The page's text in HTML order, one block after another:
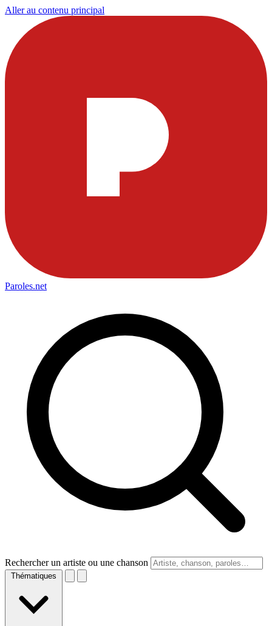
Aller au contenu principal
Paroles.net
Rechercher un artiste ou une chanson
Thématiques